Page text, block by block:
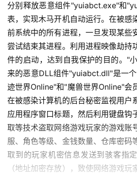
分别释放恶意组件"yuiabct.exe"和
表，实现木马开机自动运行。在被感
前系统中的所有进程，一旦发现某些
尝试结束其进程。利用进程映像劫持
件的启动，达到自我保护的目的。"
来的恶意DLL组件"yuiabct.dll"是一
迹世界Online"和"魔兽世界Online"会
在被感染计算机的后台秘密监视用户
应用程序窗口标题，然后利用键盘钩
取等技术盗取网络游戏玩家的游戏账
服、角色等级、金钱数量、仓库密码
取到的玩家机密信息发送到骇客指
（地址加密存放），致使网络游戏玩